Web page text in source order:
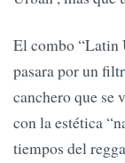
El combo “Latin
pasara por un
canchero que se
con la estética
tiempos del